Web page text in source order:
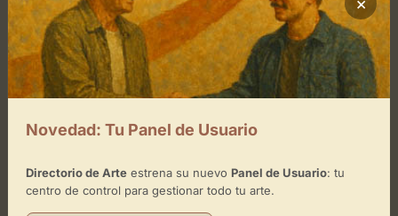
Museo
Almería
Antigüedades Arqueología +3
Novedad: Tu Panel de Usuario
Directorio de Arteestrena su nuevo Panel de Usuario: tu
centro de control para gestionar todo tu arte.